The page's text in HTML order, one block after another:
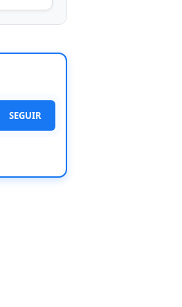
SEGUIR